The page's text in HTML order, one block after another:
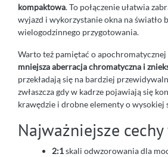
kompaktowa. To połączenie ułatwia
wyjazd i wykorzystanie okna na światło
wielogodzinnego przygotowania.
Warto też pamiętać o
mniejsza aberracja chromatyczna i
przekładają się na bardziej
zwłaszcza gdy w kadrze pojawiają się
krawędzie i drobne elementy o wysokiej
Najważniejsze
2:1skali odwzorowania dla